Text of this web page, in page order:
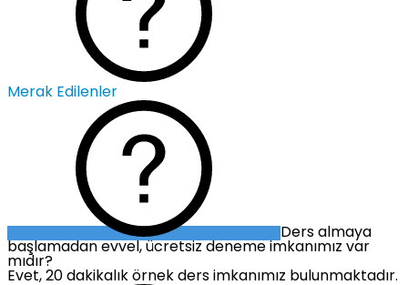
Merak Edilenler
Ders almaya
başlamadan evvel, ücretsiz deneme imkanımız var
mıdır?
Evet, 20 dakikalık örnek ders imkanımız bulunmaktadır.